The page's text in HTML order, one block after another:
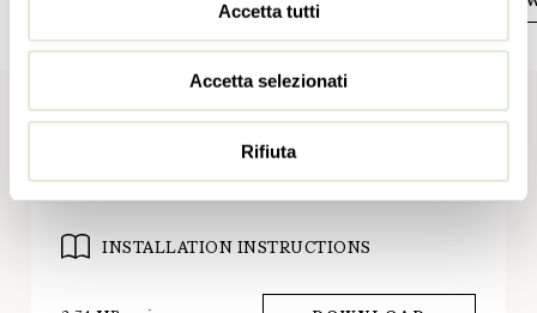
Accetta tutti
Accetta selezionati
Rifiuta
INSTALLATION INSTRUCTIONS